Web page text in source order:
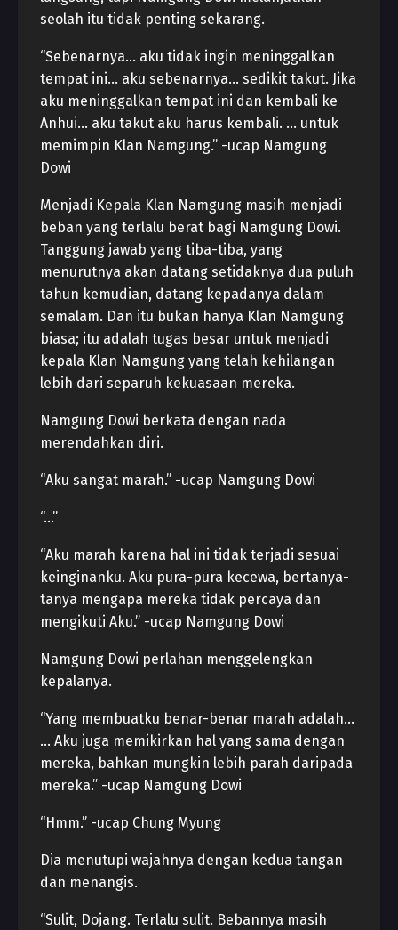
seolah itu tidak penting sekarang.
“Sebenarnya… aku tidak ingin meninggalkan
tempat ini… aku sebenarnya… sedikit takut. Jika
aku meninggalkan tempat ini dan kembali ke
Anhui… aku takut aku harus kembali. … untuk
memimpin Klan Namgung.” -ucap Namgung
Dowi
Menjadi Kepala Klan Namgung masih menjadi
beban yang terlalu berat bagi Namgung Dowi.
Tanggung jawab yang tiba-tiba, yang
menurutnya akan datang setidaknya dua puluh
tahun kemudian, datang kepadanya dalam
semalam. Dan itu bukan hanya Klan Namgung
biasa; itu adalah tugas besar untuk menjadi
kepala Klan Namgung yang telah kehilangan
lebih dari separuh kekuasaan mereka.
Namgung Dowi berkata dengan nada
merendahkan diri.
“Aku sangat marah.” -ucap Namgung Dowi
“…”
“Aku marah karena hal ini tidak terjadi sesuai
keinginanku. Aku pura-pura kecewa, bertanya-
tanya mengapa mereka tidak percaya dan
mengikuti Aku.” -ucap Namgung Dowi
Namgung Dowi perlahan menggelengkan
kepalanya.
“Yang membuatku benar-benar marah adalah…
… Aku juga memikirkan hal yang sama dengan
mereka, bahkan mungkin lebih parah daripada
mereka.” -ucap Namgung Dowi
“Hmm.” -ucap Chung Myung
Dia menutupi wajahnya dengan kedua tangan
dan menangis.
“Sulit, Dojang. Terlalu sulit. Bebannya masih